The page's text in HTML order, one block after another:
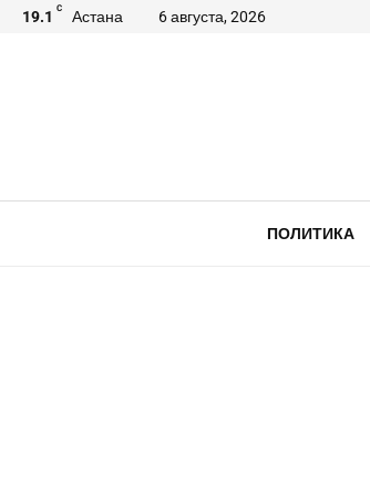
19.1 C Астана 6 августа, 2026
ПОЛИТИКА